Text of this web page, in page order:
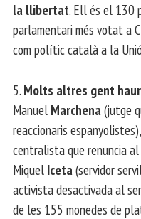
la llibertat. Ell és el 130
parlamentari més votat a
com polític català a la
5. Molts altres gent
Manuel Marchena (jutge
reaccionaris
centralista que renuncia
Miquel Iceta (servidor
activista desactivada al
de les 155 monedes de